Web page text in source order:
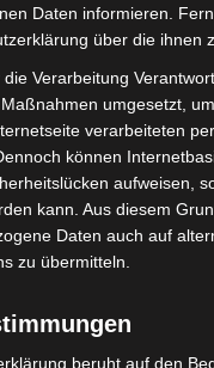
Daten informieren.
über die ihnen
Verarbeitung
umgesetzt,
verarbeiteten
können
aufweisen,
kann. Aus diesem
Daten auch auf
zu übermitteln.
beruht auf den